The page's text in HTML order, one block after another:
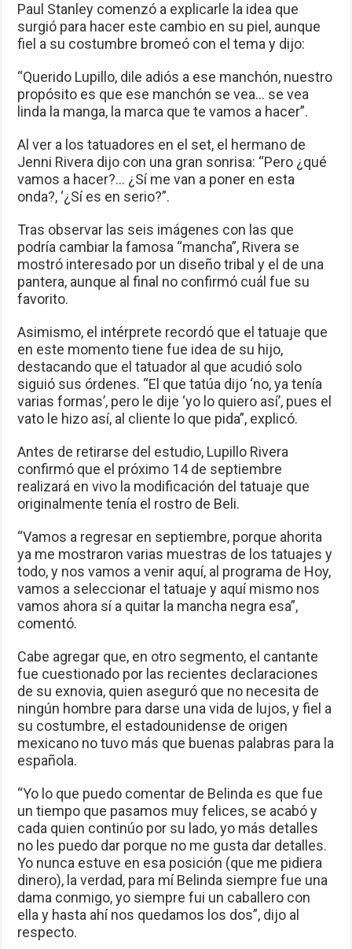
Paul Stanley comenzó a explicarle la idea que
surgió para hacer este cambio en su piel, aunque
fiel a su costumbre bromeó con el tema y dijo:
“Querido Lupillo, dile adiós a ese manchón, nuestro
propósito es que ese manchón se vea… se vea
linda la manga, la marca que te vamos a hacer”.
Al ver a los tatuadores en el set, el hermano de
Jenni Rivera dijo con una gran sonrisa: “Pero ¿qué
vamos a hacer?… ¿Sí me van a poner en esta
onda?, ‘¿Sí es en serio?”.
Tras observar las seis imágenes con las que
podría cambiar la famosa “mancha”, Rivera se
mostró interesado por un diseño tribal y el de una
pantera, aunque al final no confirmó cuál fue su
favorito.
Asimismo, el intérprete recordó que el tatuaje que
en este momento tiene fue idea de su hijo,
destacando que el tatuador al que acudió solo
siguió sus órdenes. “El que tatúa dijo ‘no, ya tenía
varias formas’, pero le dije ‘yo lo quiero así’, pues el
vato le hizo así, al cliente lo que pida”, explicó.
Antes de retirarse del estudio, Lupillo Rivera
confirmó que el próximo 14 de septiembre
realizará en vivo la modificación del tatuaje que
originalmente tenía el rostro de Beli.
“Vamos a regresar en septiembre, porque ahorita
ya me mostraron varias muestras de los tatuajes y
todo, y nos vamos a venir aquí, al programa de Hoy,
vamos a seleccionar el tatuaje y aquí mismo nos
vamos ahora sí a quitar la mancha negra esa”,
comentó.
Cabe agregar que, en otro segmento, el cantante
fue cuestionado por las recientes declaraciones
de su exnovia, quien aseguró que no necesita de
ningún hombre para darse una vida de lujos, y fiel a
su costumbre, el estadounidense de origen
mexicano no tuvo más que buenas palabras para la
española.
“Yo lo que puedo comentar de Belinda es que fue
un tiempo que pasamos muy felices, se acabó y
cada quien continúo por su lado, yo más detalles
no les puedo dar porque no me gusta dar detalles.
Yo nunca estuve en esa posición (que me pidiera
dinero), la verdad, para mí Belinda siempre fue una
dama conmigo, yo siempre fui un caballero con
ella y hasta ahí nos quedamos los dos”, dijo al
respecto.